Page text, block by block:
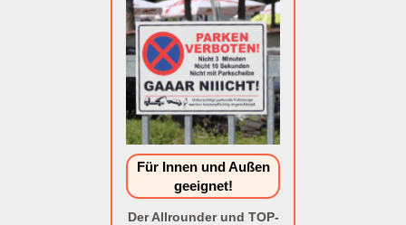
Für Innen und Außen
geeignet!
Der Allrounder und TOP-